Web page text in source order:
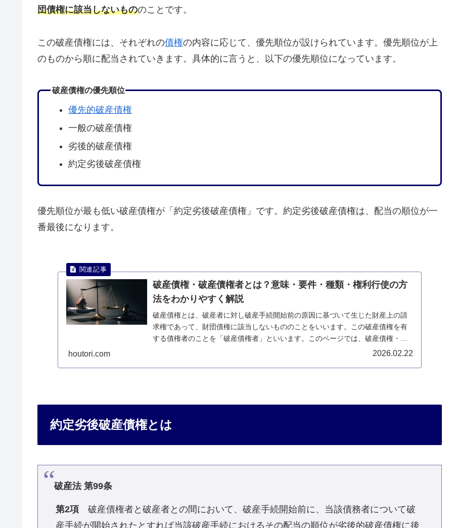
団債権に該当しないもののことです。
この破産債権には、それぞれの債権の内容に応じて、優先順位が設けられています。優先順位が上
のものから順に配当されていきます。具体的に言うと、以下の優先順位になっています。
破産債権の優先順位
優先的破産債権
一般の破産債権
劣後的破産債権
約定劣後破産債権
優先順位が最も低い破産債権が「約定劣後破産債権」です。約定劣後破産債権は、配当の順位が一
番最後になります。
破産債権・破産債権者とは？意味・要件・種類・権利行使の方
法をわかりやすく解説
破産債権とは、破産者に対し破産手続開始前の原因に基づいて生じた財産上の請
求権であって、財団債権に該当しないもののことをいいます。この破産債権を有
する債権者のことを「破産債権者」といいます。このページでは、破産債権・破
houtori.com 2026.02.22
約定劣後破産債権とは
破産法 第99条
第2項破産債権者と破産者との間において、破産手続開始前に、当該債務者について破
産手続が開始されたとすれば当該破産手続におけるその配当の順位が劣後的破産債権に後